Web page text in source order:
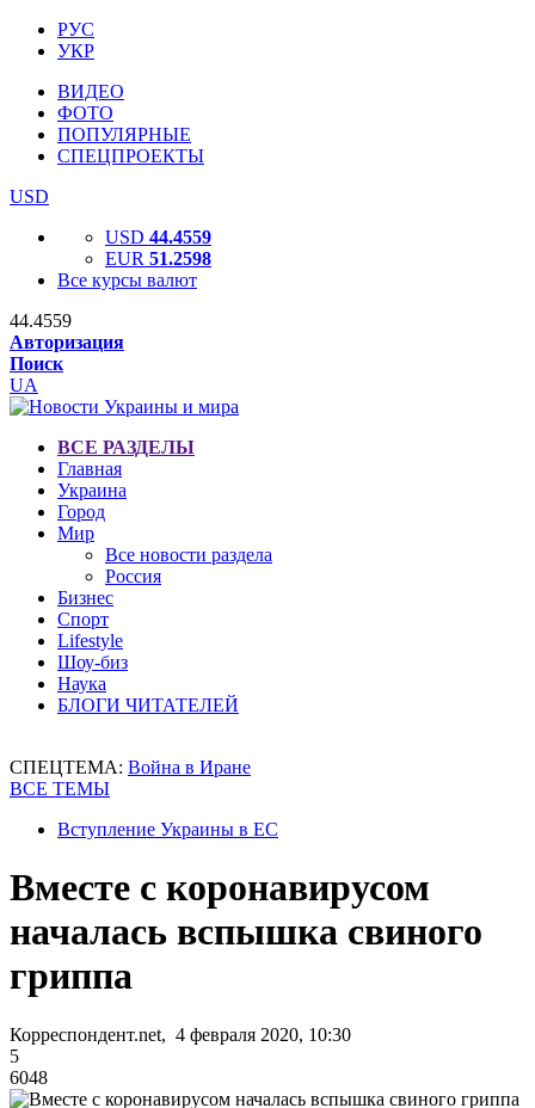
РУС
УКР
ВИДЕО
ФОТО
ПОПУЛЯРНЫЕ
СПЕЦПРОЕКТЫ
USD
USD 44.4559
EUR 51.2598
Все курсы валют
44.4559
Авторизация
Поиск
UA
ВСЕ РАЗДЕЛЫ
Главная
Украина
Город
Мир
Все новости раздела
Россия
Бизнес
Спорт
Lifestyle
Шоу-биз
Наука
БЛОГИ ЧИТАТЕЛЕЙ
СПЕЦТЕМА: Война в Иране
ВСЕ ТЕМЫ
Вступление Украины в ЕС
Вместе с коронавирусом
началась вспышка свиного
гриппа
Корреспондент.net, 4 февраля 2020, 10:30
5
6048